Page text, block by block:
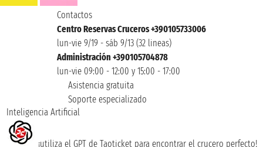
Contactos
Centro Reservas Cruceros +390105733006
lun-vie 9/19 - sáb 9/13 (32 lineas)
Administración +390105704878
lun-vie 09:00 - 12:00 y 15:00 - 17:00
Asistencia gratuita
Soporte especializado
Inteligencia Artificial
¡utiliza el GPT de Taoticket para encontrar el crucero perfecto!